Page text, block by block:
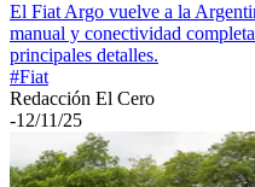
El Fiat Argo vuelve a la
manual y conectividad
principales detalles.
#Fiat
Redacción El Cero
-12/11/25